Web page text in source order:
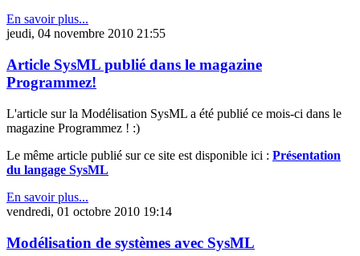
En savoir plus...
jeudi, 04 novembre 2010 21:55
Article SysML publié dans le magazine
Programmez!
L'article sur la Modélisation SysML a été publié ce mois-ci dans le
magazine Programmez ! :)
Le même article publié sur ce site est disponible ici : Présentation
du langage SysML
En savoir plus...
vendredi, 01 octobre 2010 19:14
Modélisation de systèmes avec SysML